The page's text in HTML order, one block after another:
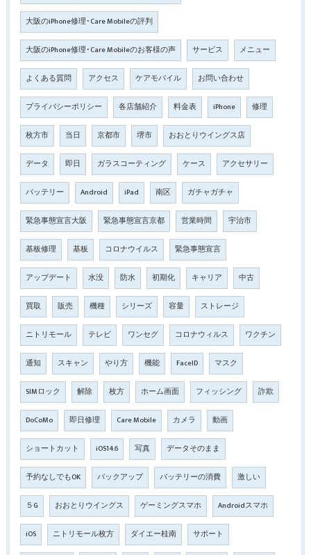
大阪のiPhone修理･Care Mobileの評判
大阪のiPhone修理･Care Mobileのお客様の声 サービス メニュー
よくある質問 アクセス ケアモバイル お問い合わせ
プライバシーポリシー 各店舗紹介 料金表 iPhone 修理
枚方市 当日 京都市 堺市 おおとりウイングス店
データ 即日 ガラスコーティング ケース アクセサリー
バッテリー Android iPad 南区 ガチャガチャ
緊急事態宣言大阪 緊急事態宣言京都 営業時間 宇治市
基板修理 基板 コロナウイルス 緊急事態宣言
アップデート 水没 防水 初期化 キャリア 中古
買取 販売 機種 シリーズ 容量 ストレージ
ニトリモール テレビ ワンセグ コロナウィルス ワクチン
通知 スキャン やり方 機能 FaceID マスク
SIMロック 解除 枚方 ホーム画面 フィッシング 詐欺
DoCoMo 即日修理 Care Mobile カメラ 動画
ショートカット iOS14.6 写真 データそのまま
予約なしでもOK バックアップ バッテリーの消費 激しい
５G おおとりウイングス ゲーミングスマホ Androidスマホ
iOS ニトリモール枚方 ダイエー桂南 サポート